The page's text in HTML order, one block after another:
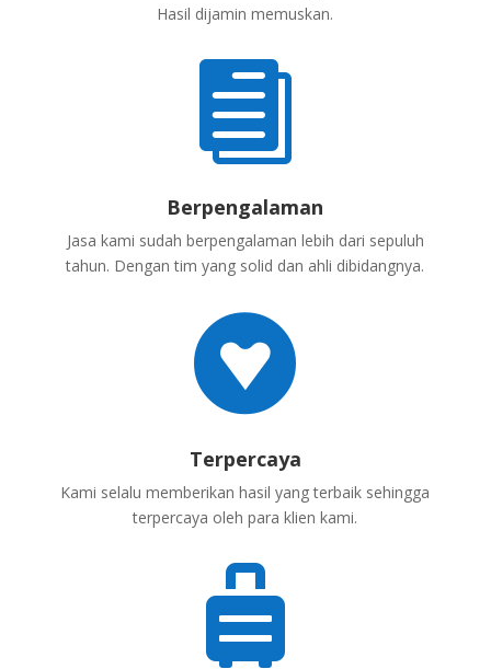
Hasil dijamin memuskan.

Berpengalaman
Jasa kami sudah berpengalaman lebih dari sepuluh
tahun. Dengan tim yang solid dan ahli dibidangnya.

Terpercaya
Kami selalu memberikan hasil yang terbaik sehingga
terpercaya oleh para klien kami.
